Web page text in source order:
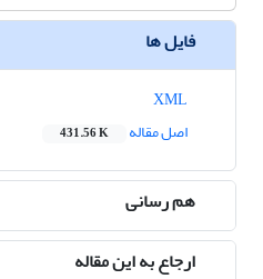
فایل ها
اصل مقاله
431.56 K
هم رسانی
ارجاع به این مقاله